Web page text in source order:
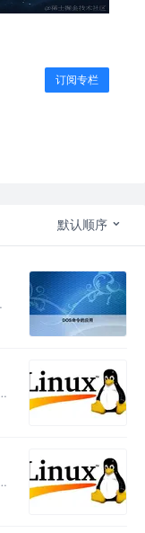
订阅专栏
默认顺序